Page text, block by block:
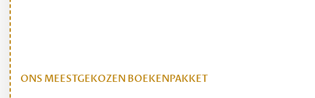
ONS MEESTGEKOZEN BOEKENPAKKET